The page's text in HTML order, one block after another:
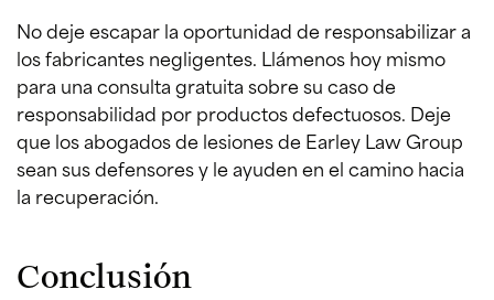
No deje escapar la oportunidad de responsabilizar a
los fabricantes negligentes. Llámenos hoy mismo
para una consulta gratuita sobre su caso de
responsabilidad por productos defectuosos. Deje
que los abogados de lesiones de Earley Law Group
sean sus defensores y le ayuden en el camino hacia
la recuperación.
Conclusión